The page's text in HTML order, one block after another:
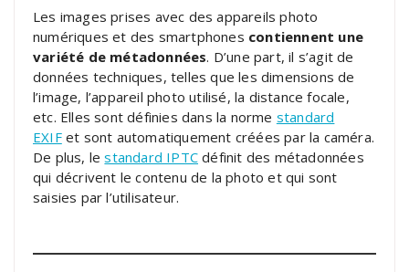
Les images prises avec des appareils photo
numériques et des smartphones contiennent une
variété de métadonnées. D’une part, il s’agit de
données techniques, telles que les dimensions de
l’image, l’appareil photo utilisé, la distance focale,
etc. Elles sont définies dans la norme standard
EXIFet sont automatiquement créées par la caméra.
De plus, lestandard IPTC définit des métadonnées
qui décrivent le contenu de la photo et qui sont
saisies par l’utilisateur.